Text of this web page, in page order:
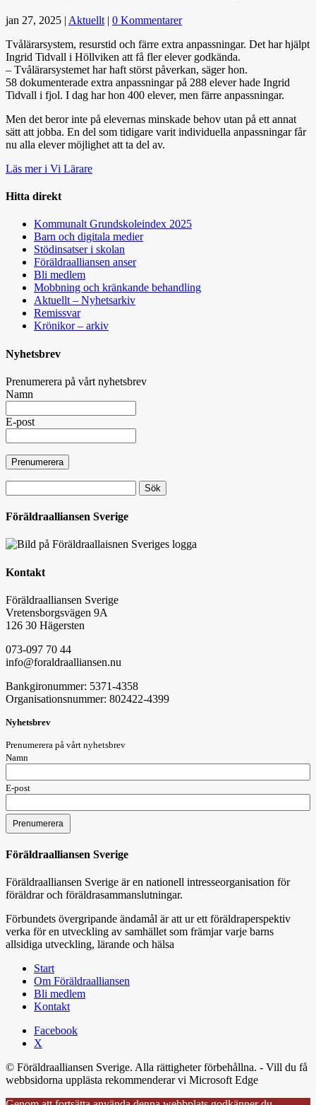
jan 27, 2025 | Aktuellt | 0 Kommentarer
Tvålärarsystem, resurstid och färre extra anpassningar. Det har hjälpt
Ingrid Tidvall i Höllviken att få fler elever godkända.
– Tvålärarsystemet har haft störst påverkan, säger hon.
58 dokumenterade extra anpassningar på 288 elever hade Ingrid
Tidvall i fjol. I dag har hon 400 elever, men färre anpassningar.
Men det beror inte på elevernas minskade behov utan på ett annat
sätt att jobba. En del som tidigare varit individuella anpassningar får
nu alla elever möjlighet att ta del av.
Läs mer i Vi Lärare
Hitta direkt
Kommunalt Grundskoleindex 2025
Barn och digitala medier
Stödinsatser i skolan
Föräldraalliansen anser
Bli medlem
Mobbning och kränkande behandling
Aktuellt – Nyhetsarkiv
Remissvar
Krönikor – arkiv
Nyhetsbrev
Prenumerera på vårt nyhetsbrev
Namn
E-post
efter:
Föräldraalliansen Sverige
Kontakt
Föräldraalliansen Sverige
Vretensborgsvägen 9A
126 30 Hägersten
073-097 70 44
info@foraldraalliansen.nu
Bankgironummer: 5371-4358
Organisationsnummer: 802422-4399
Nyhetsbrev
Prenumerera på vårt nyhetsbrev
Namn
E-post
Föräldraalliansen Sverige
Föräldraalliansen Sverige är en nationell intresseorganisation för
föräldrar och föräldrasammanslutningar.
Förbundets övergripande ändamål är att ur ett föräldraperspektiv
verka för en utveckling av samhället som främjar varje barns
allsidiga utveckling, lärande och hälsa
Start
Om Föräldraalliansen
Bli medlem
Kontakt
Facebook
X
© Föräldraalliansen Sverige. Alla rättigheter förbehållna. - Vill du få
webbsidorna upplästa rekommenderar vi Microsoft Edge